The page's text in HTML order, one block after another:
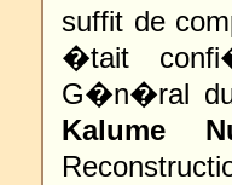
suffit de
�tait
G�n�ral
Kalume